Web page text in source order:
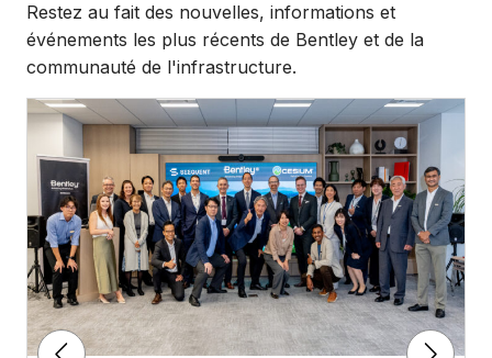
Restez au fait des nouvelles, informations et
événements les plus récents de Bentley et de la
communauté de l'infrastructure.